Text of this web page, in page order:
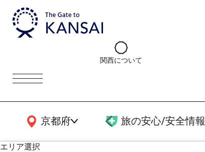
関西について
京都府
関西広域MAP 旅の安心/安全情報
エリア選択